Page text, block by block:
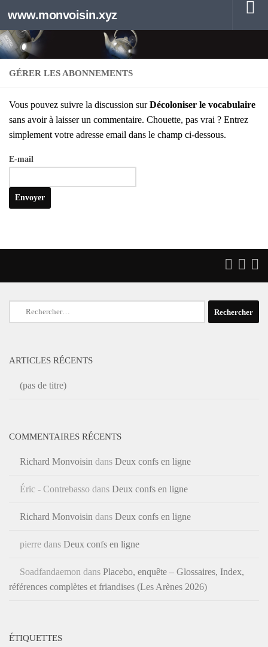
Au dessous du contenu
www.monvoisin.xyz
GÉRER LES ABONNEMENTS
Vous pou­vez suivre la dis­cus­sion surDéco­lo­ni­ser le voca­bu­laire
sans avoir à lais­ser un com­men­taire. Chouette, pas vrai ? Entrez
sim­ple­ment votre adresse email dans le champ ci-des­sous.
E‑mail
Rechercher :
ARTICLES RÉCENTS
(pas de titre)
COMMENTAIRES RÉCENTS
Richard Monvoisin dans Deux confs en ligne
Éric - Contrebasso dans Deux confs en ligne
Richard Monvoisin dans Deux confs en ligne
pierre dans Deux confs en ligne
Soadfandaemon dans Placebo, enquête – Glossaires, Index,
références complètes et friandises (Les Arènes 2026)
ÉTIQUETTES